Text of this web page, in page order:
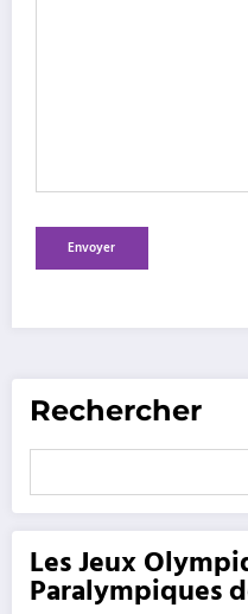
Rechercher
Les Jeux
Paralympiques